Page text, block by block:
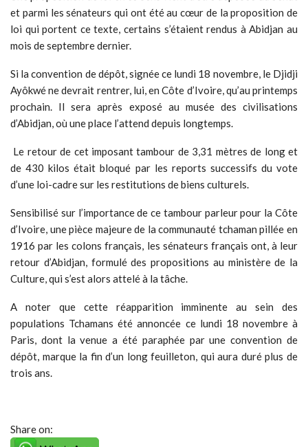
et parmi les sénateurs qui ont été au cœur de la proposition de
loi qui portent ce texte, certains s’étaient rendus à Abidjan au
mois de septembre dernier.
Si la convention de dépôt, signée ce lundi 18 novembre, le Djidji
Ayôkwé ne devrait rentrer, lui, en Côte d’Ivoire, qu’au printemps
prochain. Il sera après exposé au musée des civilisations
d’Abidjan, où une place l’attend depuis longtemps.
Le retour de cet imposant tambour de 3,31 mètres de long et
de 430 kilos était bloqué par les reports successifs du vote
d’une loi-cadre sur les restitutions de biens culturels.
Sensibilisé sur l’importance de ce tambour parleur pour la Côte
d’Ivoire, une pièce majeure de la communauté tchaman pillée en
1916 par les colons français, les sénateurs français ont, à leur
retour d’Abidjan, formulé des propositions au ministère de la
Culture, qui s’est alors attelé à la tâche.
A noter que cette réapparition imminente au sein des
populations Tchamans été annoncée ce lundi 18 novembre à
Paris, dont la venue a été paraphée par une convention de
dépôt, marque la fin d’un long feuilleton, qui aura duré plus de
trois ans.
Share on: